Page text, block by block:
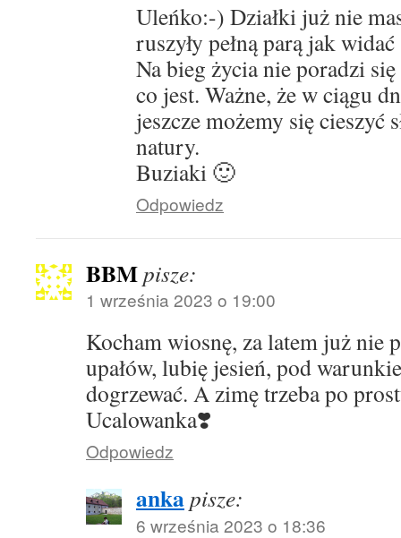
Uleńko:-) Działki już nie
ruszyły pełną parą jak
Na bieg życia nie poradzi
co jest. Ważne, że w ciągu
jeszcze możemy się cieszyć
natury.
Buziaki 🙂
Odpowiedz
BBMpisze:
1 września 2023 o 19:00
Kocham wiosnę, za latem już nie
upałów, lubię jesień, pod
dogrzewać. A zimę trzeba po
Ucalowanka❣️
Odpowiedz
ankapisze:
6 września 2023 o 18:36